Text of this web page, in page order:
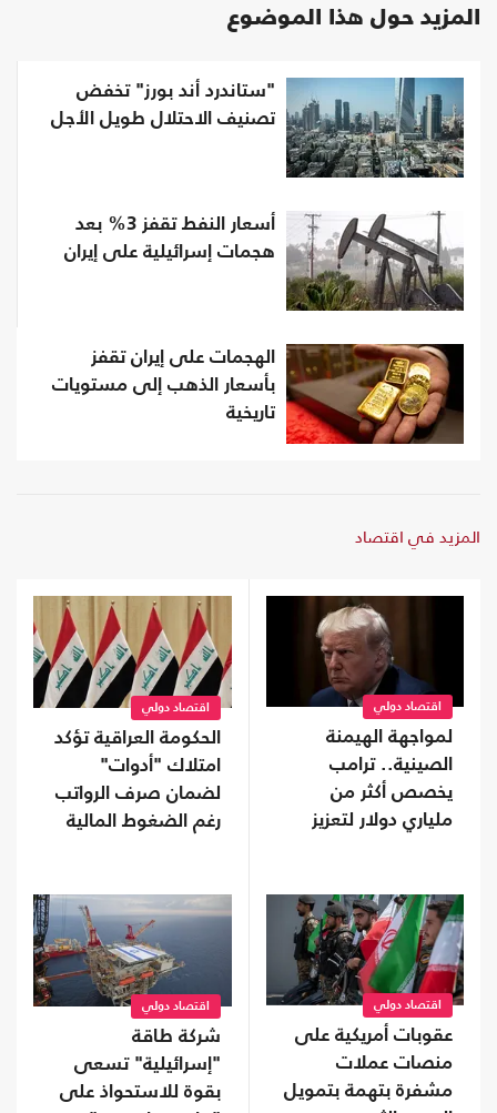
المزيد حول هذا الموضوع
‏"ستاندرد أند بورز" تخفض
تصنيف الاحتلال طويل الأجل‏
أسعار النفط تقفز 3% بعد
هجمات إسرائيلية على إيران
الهجمات على إيران تقفز
بأسعار الذهب إلى مستويات
تاريخية
المزيد في اقتصاد
اقتصاد دولي
لمواجهة الهيمنة
الصينية.. ترامب
يخصص أكثر من
ملياري دولار لتعزيز
اقتصاد دولي
الحكومة العراقية تؤكد
امتلاك "أدوات"
لضمان صرف الرواتب
رغم الضغوط المالية
اقتصاد دولي
عقوبات أمريكية على
منصات عملات
مشفرة بتهمة بتمويل
اقتصاد دولي
شركة طاقة
"إسرائيلية" تسعى
بقوة للاستحواذ على